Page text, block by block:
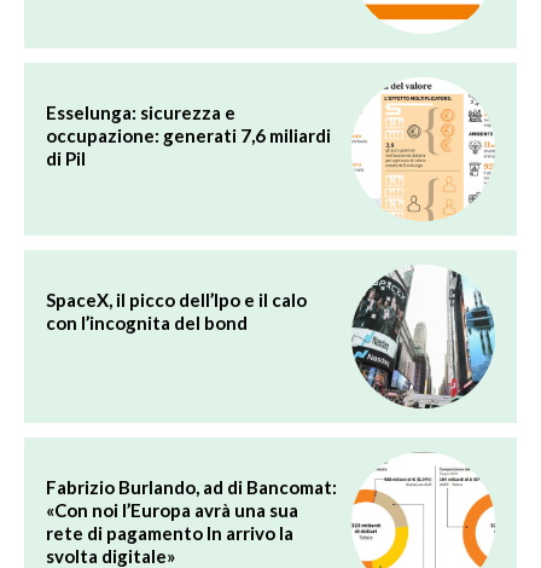
Esselunga: sicurezza e
occupazione: generati 7,6 miliardi
di Pil
SpaceX, il picco dell’Ipo e il calo
con l’incognita del bond
Fabrizio Burlando, ad di Bancomat:
«Con noi l’Europa avrà una sua
rete di pagamento In arrivo la
svolta digitale»